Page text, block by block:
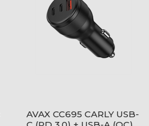
AVAX CC695 CARLY USB-